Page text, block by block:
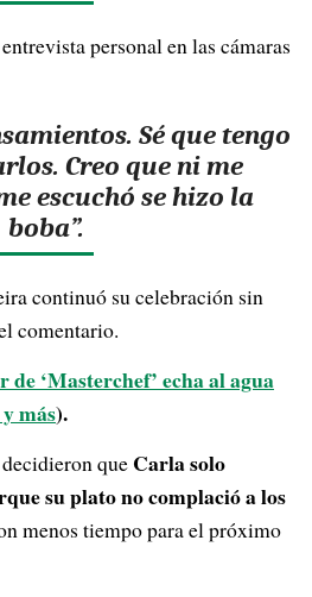
personal en las cámaras
Sé que tengo
Creo que ni me
escuchó se hizo la
boba”.
continuó su celebración sin
comentario.
de ‘Masterchef’ echa al agua
más).
que Carla solo
su plato no complació a los
menos tiempo para el próximo